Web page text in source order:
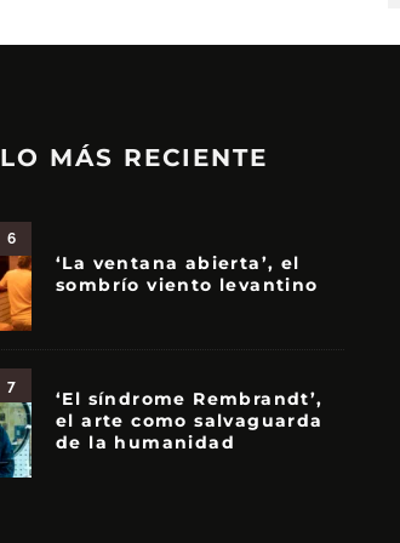
LO MÁS RECIENTE
6
‘La ventana abierta’, el
sombrío viento levantino
7
‘El síndrome Rembrandt’,
el arte como salvaguarda
de la humanidad